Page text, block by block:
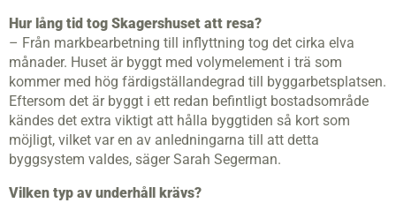
Hur lång tid tog Skagershuset att resa?
– Från markbearbetning till inflyttning tog det cirka elva
månader. Huset är byggt med volymelement i trä som
kommer med hög färdigställandegrad till byggarbetsplatsen.
Eftersom det är byggt i ett redan befintligt bostadsområde
kändes det extra viktigt att hålla byggtiden så kort som
möjligt, vilket var en av anledningarna till att detta
byggsystem valdes, säger Sarah Segerman.
Vilken typ av underhåll krävs?